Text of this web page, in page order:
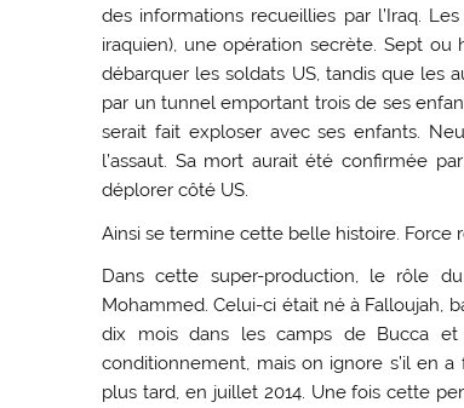
des informations recueillies par l’Iraq.
iraquien), une opération secrète. Sept
débarquer les soldats US, tandis que les
par un tunnel emportant trois de ses
serait fait exploser avec ses enfants.
l’assaut. Sa mort aurait été confirmée
déplorer côté US.
Ainsi se termine cette belle histoire. Force
Dans cette super-production, le rôle
Mohammed. Celui-ci était né à Falloujah,
dix mois dans les camps de Bucca
conditionnement, mais on ignore s’il en
plus tard, en juillet 2014. Une fois cette